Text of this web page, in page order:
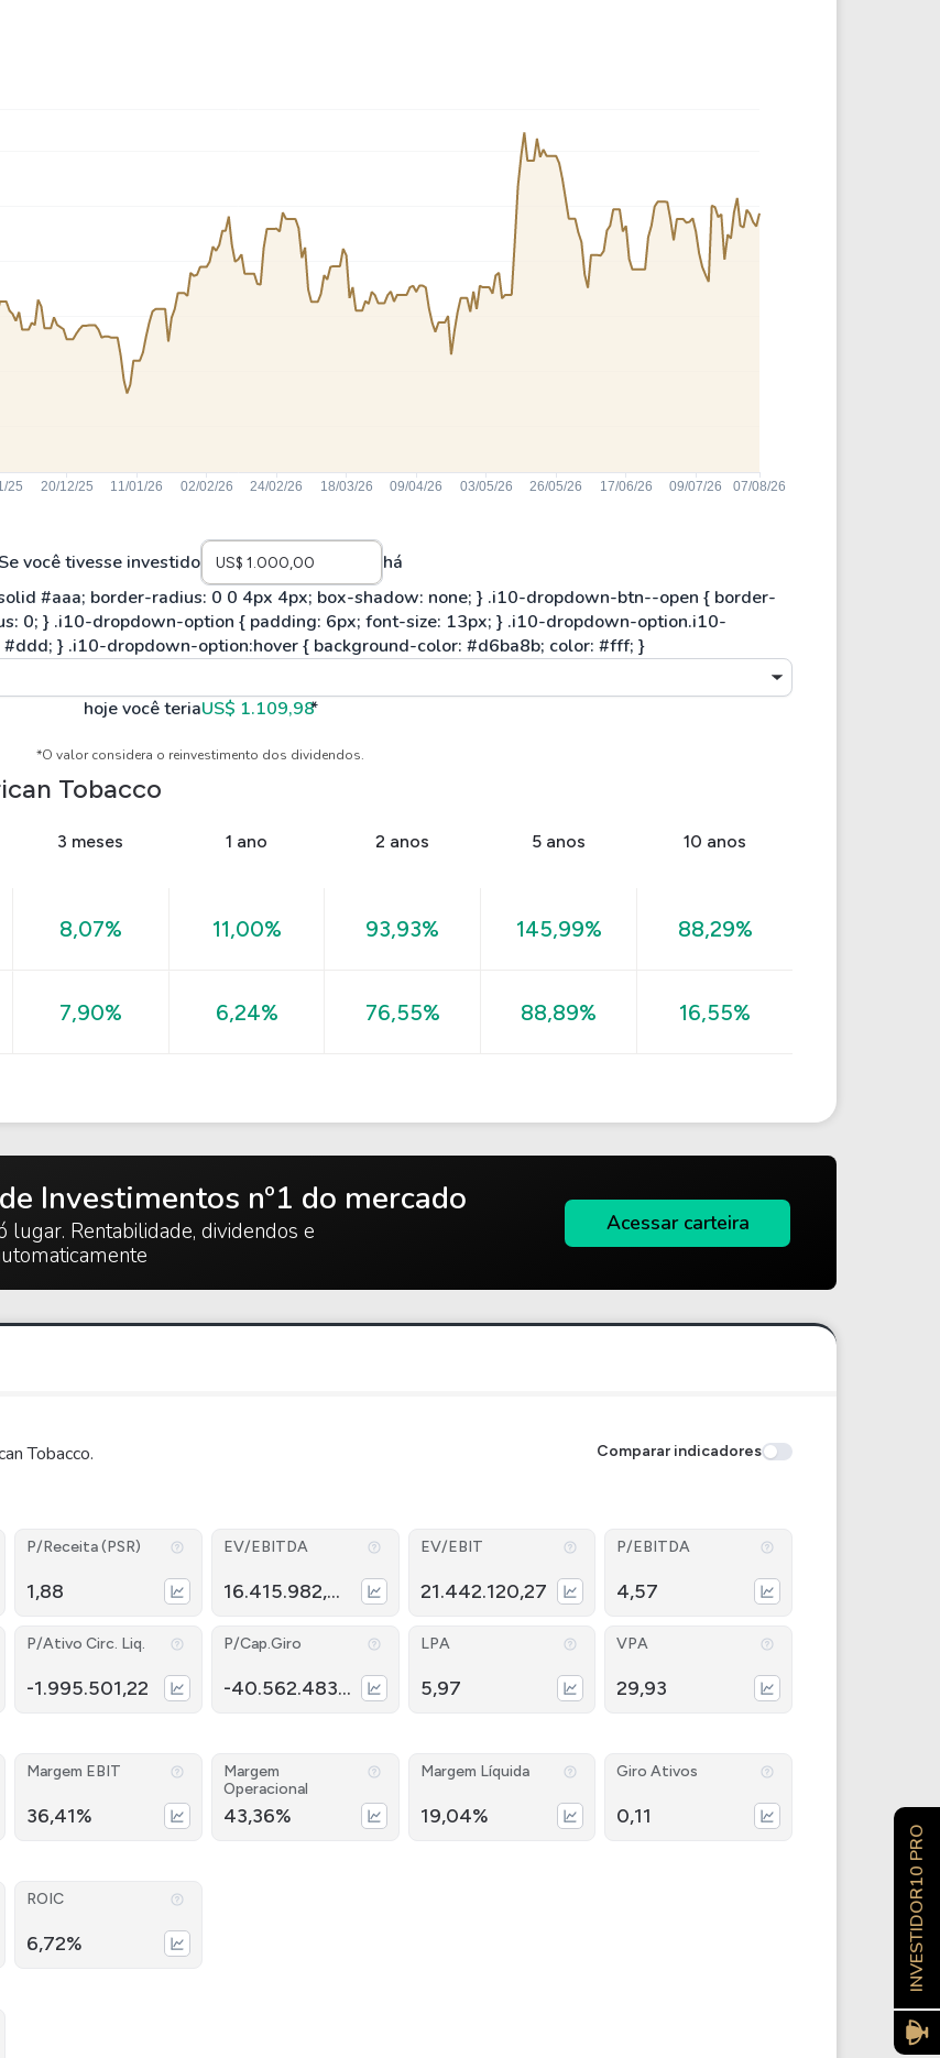
Se você tivesse investido há
hoje você teriaUS$ 1.109,98*
*O valor considera o reinvestimento dos dividendos.
Tobacco
3 meses 1 ano 2 anos 5 anos 10 anos
8,07% 11,00% 93,93% 145,99% 88,29%
7,90% 6,24% 76,55% 88,89% 16,55%
Investimentos nº1 do mercado
Rentabilidade, dividendos e
Acessar carteira
Tobacco. Comparar indicadores
P/Receita (PSR)
1,88
EV/EBITDA
16.415.982,94
EV/EBIT
21.442.120,27
P/EBITDA
4,57
P/Ativo Circ. Liq.
-1.995.501,22
P/Cap.Giro
-40.562.483,37
LPA
5,97
VPA
29,93
Margem EBIT
36,41%
Margem
Operacional
43,36%
Margem Líquida
19,04%
Giro Ativos
0,11
ROIC
6,72% INVESTIDOR10 PRO